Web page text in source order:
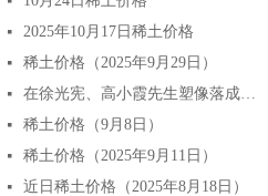
넷 2025年10月17日稀土价格
넷 稀土价格（2025年9月29日）
넷 在徐光宪、高小霞先生塑像落成仪式上的致辞
넷 稀土价格（9月8日）
넷 稀土价格（2025年9月11日）
넷 近日稀土价格（2025年8月18日）